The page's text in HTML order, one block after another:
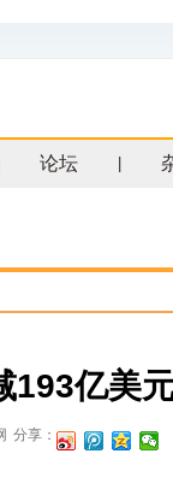
论坛
193亿美
分享：